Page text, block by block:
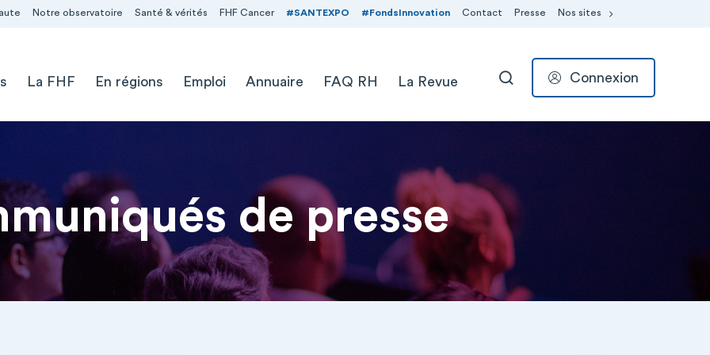
Notre observatoire Santé & vérités FHF Cancer #SANTEXPO #FondsInnovation Contact Presse Nos sites
La FHF En régions Emploi Annuaire FAQ RH La Revue RECHERCHER
Connexion
de presse